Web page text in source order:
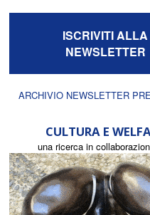
ISCRIVITI ALLA
NEWSLETTER
ARCHIVIO NEWSLETTER
CULTURA E
una ricerca in